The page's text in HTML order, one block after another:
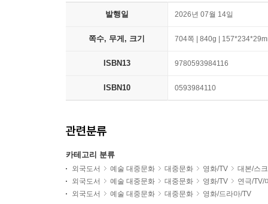
발행일 2026년 07월 14일
쪽수, 무게, 크기 704쪽 | 840g |
ISBN13 9780593984116
ISBN10 0593984110
관련분류
카테고리 분류
외국도서 예술 대중문화 대중문화 영화/TV
대본/스
외국도서
예술 대중문화 대중문화 영화/TV
연극/TV/
외국도서
예술 대중문화 대중문화 영화/드라마/TV